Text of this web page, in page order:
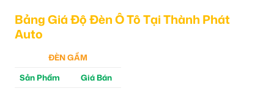
Bảng Giá Độ Đèn Ô Tô Tại Thành Phát
Auto
ĐÈN GẦM
Sản Phẩm
Giá Bán